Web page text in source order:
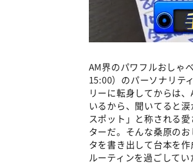
AM界のパワフルおしゃ
15:00）のパーソナリテ
リーに転身してからは
いるから、聞いてると
スポット」と称される
ターだ。そんな桑原の
タを書き出して台本を
ルーティンを過ごしてい